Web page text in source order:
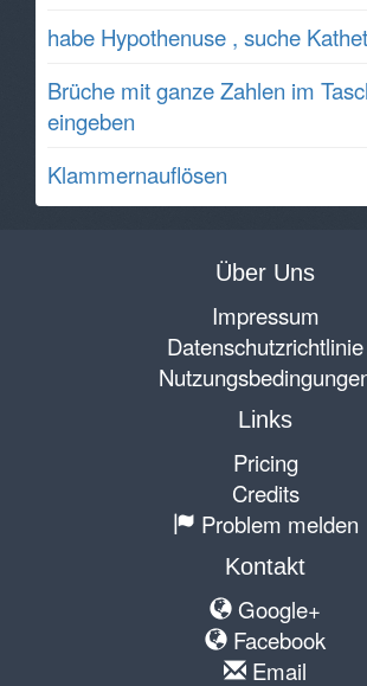
habe Hypothenuse , suche
Brüche mit ganze Zahlen im
eingeben
Klammernauflösen
Über Uns
Impressum
Datenschutzrichtlinie
Links
Pricing
Credits
Problem melden
Kontakt
Google+
Facebook
Email